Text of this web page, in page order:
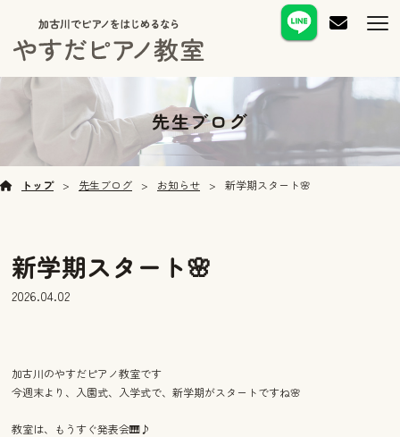
先生ブログ
トップ 先生ブログ お知らせ 新学期スタート🌸
新学期スタート🌸
2026.04.02
加古川のやすだピアノ教室です
今週末より、入園式、入学式で、新学期がスタートですね🌸
教室は、もうすぐ発表会🎹♪